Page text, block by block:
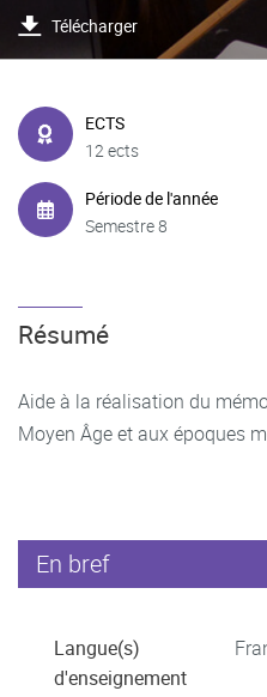
Télécharger
ECTS
12 ects
Période de l'année
Semestre 8
Résumé
Aide à la réalisation du
Moyen Âge et aux époques
En bref
Langue(s)
d'enseignement